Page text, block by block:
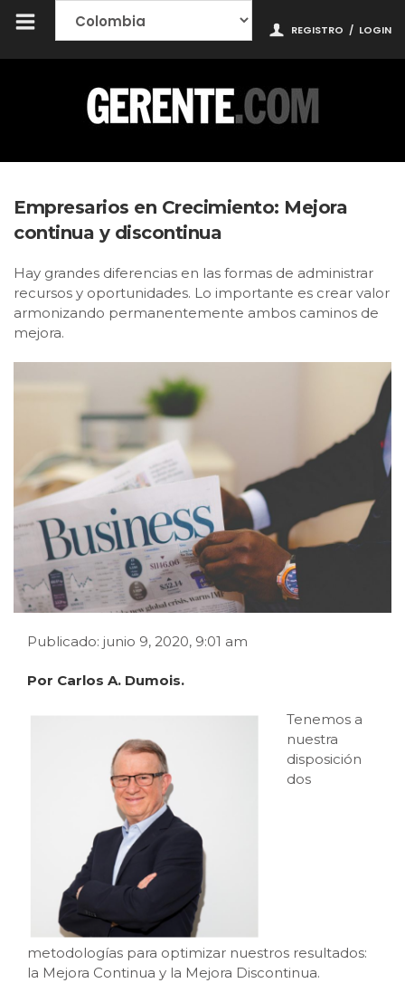
REGISTRO / LOGIN
Empresarios en Crecimiento: Mejora
continua y discontinua
Hay grandes diferencias en las formas de administrar
recursos y oportunidades. Lo importante es crear valor
armonizando permanentemente ambos caminos de
mejora.
Publicado: junio 9, 2020, 9:01 am
Por Carlos A. Dumois.
Tenemos a
nuestra
disposición
dos
metodologías para optimizar nuestros resultados:
la Mejora Continua y la Mejora Discontinua.